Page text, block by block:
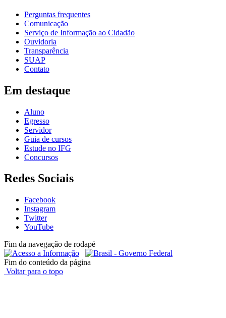
Perguntas frequentes
Comunicação
Serviço de Informação ao Cidadão
Ouvidoria
Transparência
SUAP
Contato
Em destaque
Aluno
Egresso
Servidor
Guia de cursos
Estude no IFG
Concursos
Redes Sociais
Facebook
Instagram
Twitter
YouTube
Fim da navegação de rodapé
Fim do conteúdo da página
Voltar para o topo